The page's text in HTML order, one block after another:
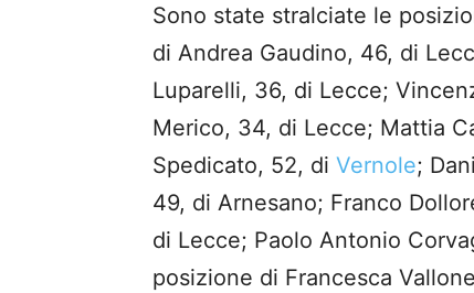
Sono state stralciate le
di Andrea Gaudino, 46, di
Luparelli, 36, di Lecce;
Merico, 34, di Lecce; Mattia
Spedicato, 52, di Vernole;
49, di Arnesano; Franco
di Lecce; Paolo Antonio
posizione di Francesca